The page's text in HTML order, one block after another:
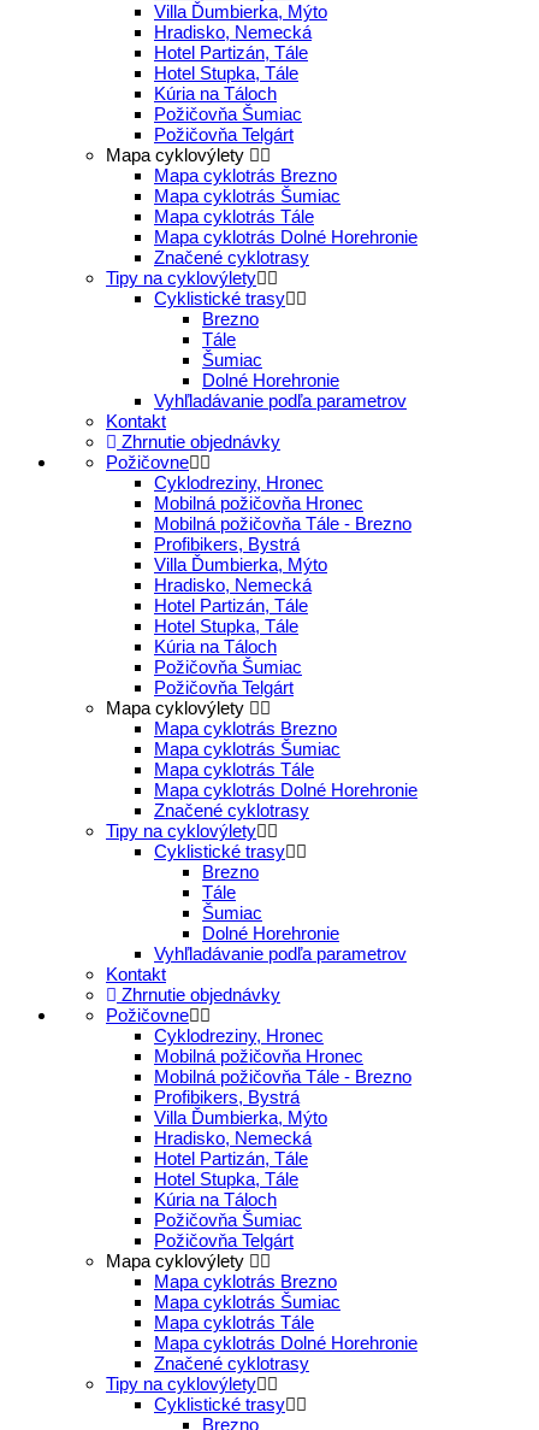
Villa Ďumbierka, Mýto
Hradisko, Nemecká
Hotel Partizán, Tále
Hotel Stupka, Tále
Kúria na Táloch
Požičovňa Šumiac
Požičovňa Telgárt
Mapa cyklovýlety
Mapa cyklotrás Brezno
Mapa cyklotrás Šumiac
Mapa cyklotrás Tále
Mapa cyklotrás Dolné Horehronie
Značené cyklotrasy
Tipy na cyklovýlety
Cyklistické trasy
Brezno
Tále
Šumiac
Dolné Horehronie
Vyhľladávanie podľa parametrov
Kontakt
Zhrnutie objednávky
Požičovne
Cyklodreziny, Hronec
Mobilná požičovňa Hronec
Mobilná požičovňa Tále - Brezno
Profibikers, Bystrá
Villa Ďumbierka, Mýto
Hradisko, Nemecká
Hotel Partizán, Tále
Hotel Stupka, Tále
Kúria na Táloch
Požičovňa Šumiac
Požičovňa Telgárt
Mapa cyklovýlety
Mapa cyklotrás Brezno
Mapa cyklotrás Šumiac
Mapa cyklotrás Tále
Mapa cyklotrás Dolné Horehronie
Značené cyklotrasy
Tipy na cyklovýlety
Cyklistické trasy
Brezno
Tále
Šumiac
Dolné Horehronie
Vyhľladávanie podľa parametrov
Kontakt
Zhrnutie objednávky
Požičovne
Cyklodreziny, Hronec
Mobilná požičovňa Hronec
Mobilná požičovňa Tále - Brezno
Profibikers, Bystrá
Villa Ďumbierka, Mýto
Hradisko, Nemecká
Hotel Partizán, Tále
Hotel Stupka, Tále
Kúria na Táloch
Požičovňa Šumiac
Požičovňa Telgárt
Mapa cyklovýlety
Mapa cyklotrás Brezno
Mapa cyklotrás Šumiac
Mapa cyklotrás Tále
Mapa cyklotrás Dolné Horehronie
Značené cyklotrasy
Tipy na cyklovýlety
Cyklistické trasy
Brezno